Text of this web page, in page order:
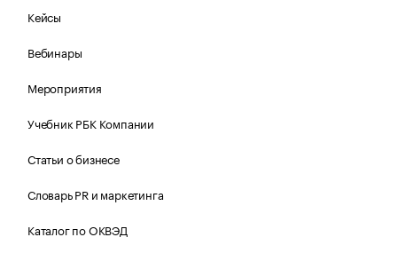
Кейсы
Вебинары
Мероприятия
Учебник РБК Компании
Статьи о бизнесе
Словарь PR и маркетинга
Каталог по ОКВЭД